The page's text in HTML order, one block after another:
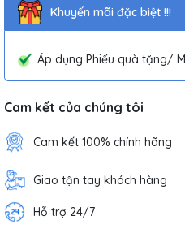
Khuyến mãi đặc biệt !!!
Áp dụng Phiếu quà tặng/
Cam kết của chúng tôi
Cam kết 100% chính hãng
Giao tận tay khách hàng
Hỗ trợ 24/7